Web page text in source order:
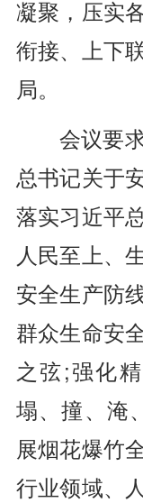
凝聚，压实
衔接、上下
局。
会议要
总书记关于
落实习近平
人民至上、
安全生产防
群众生命安
之弦;强化
塌、撞、淹
展烟花爆竹
行业领域、